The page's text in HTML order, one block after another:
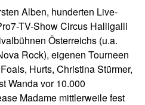
Alben, hunderten Live-
TV-Show Circus Halligalli
Österreichs (u.a.
Rock), eigenen Tourneen
Hurts, Christina Stürmer,
Wanda vor 10.000
Madame mittlerweile fest